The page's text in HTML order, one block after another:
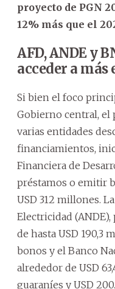
proyecto de PGN
12% más que el
AFD, ANDE y
acceder a
Si bien el foco
Gobierno central, el
varias entidades
financiamientos,
Financiera de
préstamos o emitir
USD 312 millones.
Electricidad
de hasta USD 190,3
bonos y el Banco
alrededor de USD
guaraníes y USD